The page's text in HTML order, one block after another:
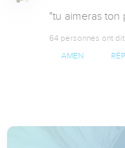
"tu aimeras
64 personnes ont
AMEN